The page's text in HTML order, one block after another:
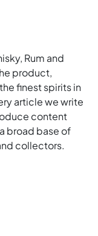
Rum and
product,
finest spirits in
article we write
content
broad base of
collectors.